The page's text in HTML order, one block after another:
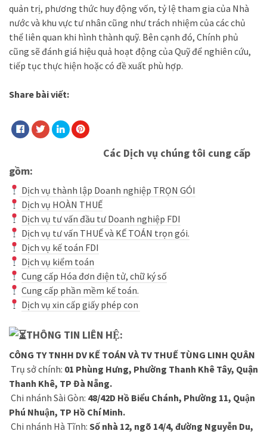
quản trị, phương thức huy động vốn, tỷ lệ tham gia của Nhà
nước và khu vực tư nhân cũng như trách nhiệm của các chủ
thể liên quan khi hình thành quỹ. Bên cạnh đó, Chính phủ
cũng sẽ đánh giá hiệu quả hoạt động của Quỹ để nghiên cứu,
tiếp tục thực hiện hoặc có đề xuất phù hợp.
Share bài viết:
Các Dịch vụ chúng tôi cung cấp
gồm:
Dịch vụ thành lập Doanh nghiệp TRỌN GÓI
Dịch vụ HOÀN THUẾ
Dịch vụ tư vấn đầu tư Doanh nghiệp FDI
Dịch vụ tư vấn THUẾ và KẾ TOÁN trọn gói.
Dịch vụ kế toán FDI
Dịch vụ kiểm toán
Cung cấp Hóa đơn điện tử, chữ ký số
Cung cấp phần mềm kế toán.
Dịch vụ xin cấp giấy phép con
THÔNG TIN LIÊN HỆ:
CÔNG TY TNHH DV KẾ TOÁN VÀ TV THUẾ TÙNG LINH QUÂN
Trụ sở chính: 01 Phùng Hưng, Phường Thanh Khê Tây, Quận
Thanh Khê, TP Đà Nẵng.
Chi nhánh Sài Gòn: 48/42D Hồ Biểu Chánh, Phường 11, Quận
Phú Nhuận, TP Hồ Chí Minh.
Chi nhánh Hà Tĩnh: Số nhà 12, ngõ 14/4, đường Nguyễn Du,